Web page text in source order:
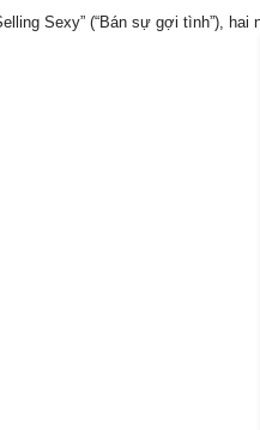
Sexy” (“Bán sự gợi tình”),